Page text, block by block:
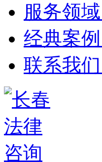
服务领域
经典案例
联系我们